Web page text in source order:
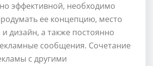
эффективной, необходимо
ее концепцию, место
дизайн, а также постоянно
сообщения. Сочетание
с другими